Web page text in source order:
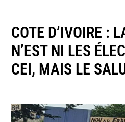
COTE D’IVOIRE :
N’EST NI LES
CEI, MAIS LE